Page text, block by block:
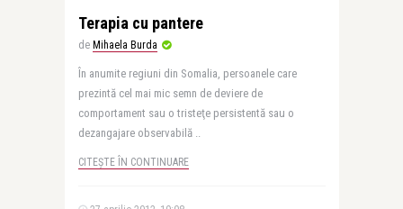
Terapia cu pantere
de Mihaela Burda
În anumite regiuni din Somalia, persoanele care
prezintă cel mai mic semn de deviere de
comportament sau o tristeţe persistentă sau o
dezangajare observabilă ..
CITEȘTE ÎN CONTINUARE